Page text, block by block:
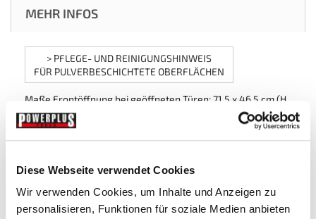
Diese Webseite verwendet Cookies
Wir verwenden Cookies, um Inhalte und Anzeigen zu
personalisieren, Funktionen für soziale Medien anbieten
MEHR INFOS
> PFLEGE- UND REINIGUNGSHINWEIS
FÜR PULVERBESCHICHTETE OBERFLÄCHEN
Maße Frontöffnung bei geöffneten Türen: 71,5 x 46,5 cm (H
x B)
Ausgleichfüße ab 2022 Verfügbar
Preis:269,95 € inkl. MwSt.